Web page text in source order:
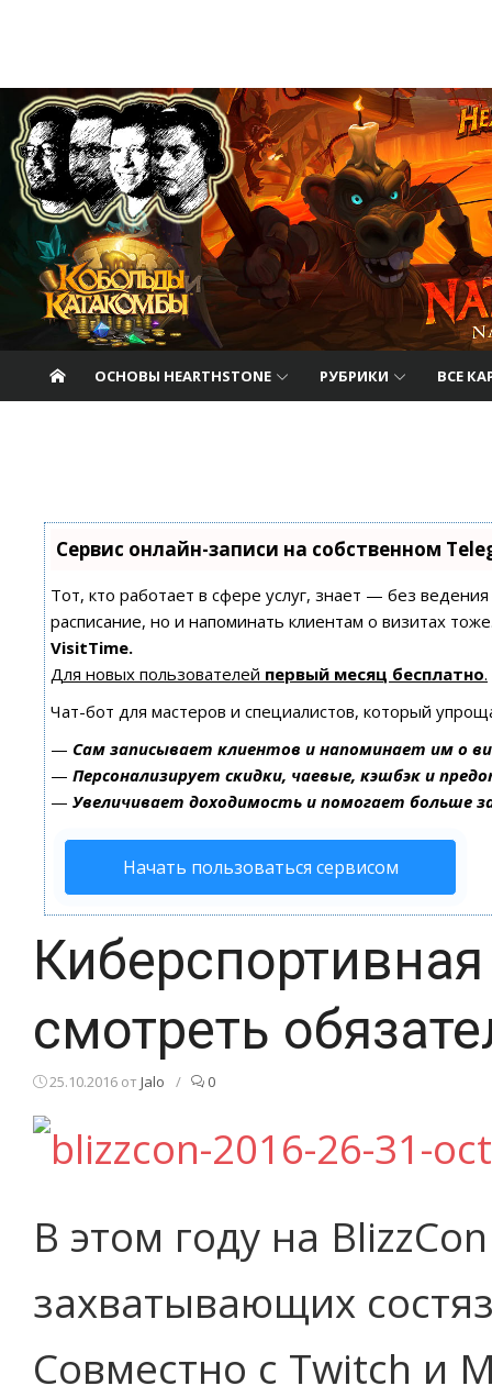
Hearthstone.
ОСНОВЫ HEARTHSTONE РУБРИКИ ВСЕ
Сервис онлайн-записи на собственном
Тот, кто работает в сфере услуг, знает — без
расписание, но и напоминать клиентам о визитах
VisitTime.
Для новых пользователей первый месяц бесплатно.
Чат-бот для мастеров и специалистов, который
— Сам записывает клиентов и напоминает им о
— Персонализирует скидки, чаевые, кэшбэк и
— Увеличивает доходимость и помогает больше
Начать пользоваться сервисом
смотреть
25.10.2016 от Jalo / 0
В этом году на
захватывающих
Совместно с Twitch и